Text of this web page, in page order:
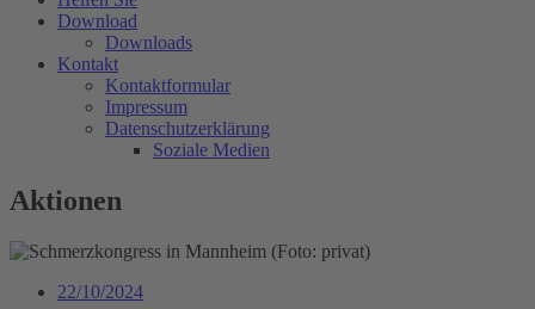
Download
Downloads
Kontakt
Kontaktformular
Impressum
Datenschutzerklärung
Soziale Medien
Aktionen
22/10/2024